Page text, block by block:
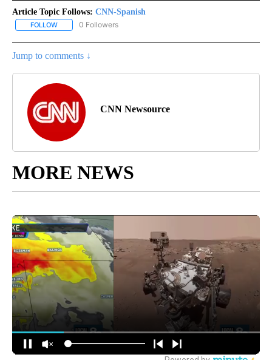
Article Topic Follows: CNN-Spanish
FOLLOW FOLLOW "CNN-SPANISH" TO RECEIVE NOTIFICATIONS ABOUT
0 Followers
Jump to comments ↓
CNN Newsource
MORE NEWS